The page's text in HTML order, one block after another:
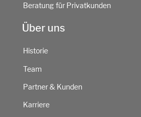
Beratung für Privatkunden
Über uns
Historie
Team
Partner & Kunden
Karriere